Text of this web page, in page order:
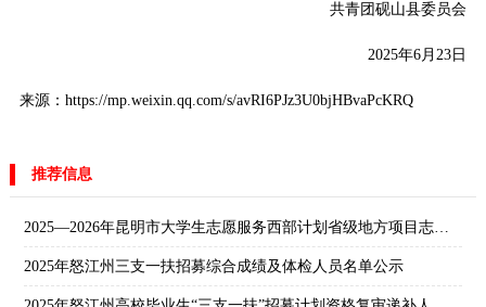
共青团砚山县委员会
2025年6月23日
来源：https://mp.weixin.qq.com/s/avRI6PJz3U0bjHBvaPcKRQ
推荐信息
2025—2026年昆明市大学生志愿服务西部计划省级地方项目志愿者拟录公示
2025年怒江州三支一扶招募综合成绩及体检人员名单公示